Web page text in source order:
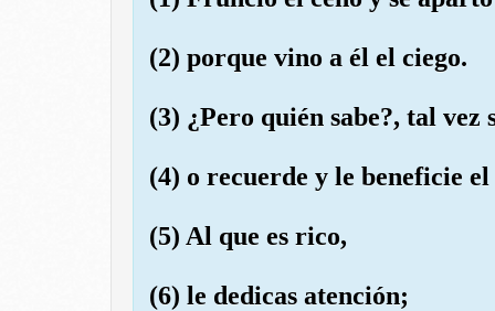
(2) porque vino a él el ciego.
(3) ¿Pero quién sabe?, tal vez
(4) o recuerde y le beneficie
(5) Al que es rico,
(6) le dedicas atención;